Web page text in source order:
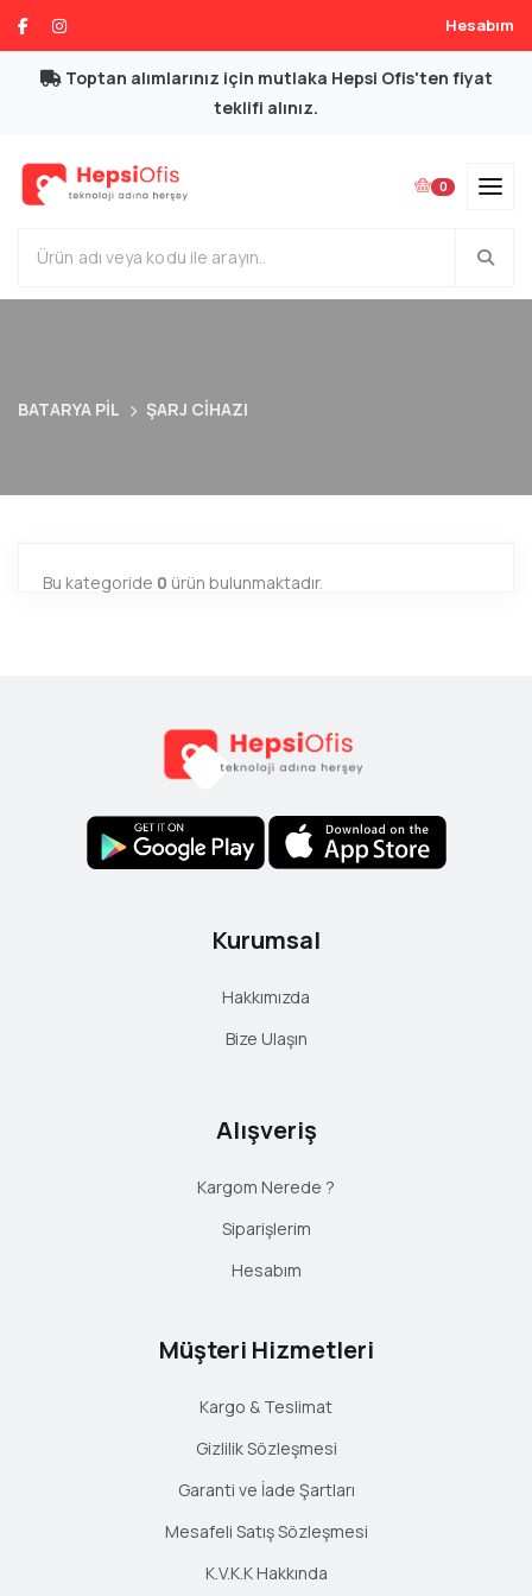
Hesabım
Toptan alımlarınız için mutlaka Hepsi Ofis'ten fiyat
teklifi alınız.
0
BATARYA PİL ŞARJ CİHAZI
Bu kategoride 0 ürün bulunmaktadır.
Kurumsal
Hakkımızda
Bize Ulaşın
Alışveriş
Kargom Nerede ?
Siparişlerim
Hesabım
Müşteri Hizmetleri
Kargo & Teslimat
Gizlilik Sözleşmesi
Garanti ve İade Şartları
Mesafeli Satış Sözleşmesi
K.V.K.K Hakkında